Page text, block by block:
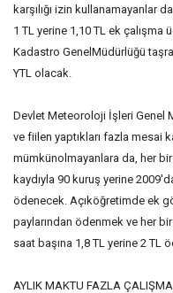
karşılığı izin kullanamayanlar
1 TL yerine 1,10 TL ek çalışma
Kadastro GenelMüdürlüğü
YTL olacak.
Devlet Meteoroloji İşleri Genel
ve fiilen yaptıkları fazla mesai
mümkünolmayanlara da, her
kaydıyla 90 kuruş yerine
ödenecek. Açıköğretimde ek
paylarından ödenmek ve her
saat başına 1,8 TL yerine 2 TL
AYLIK MAKTU FAZLA ÇALIŞMA